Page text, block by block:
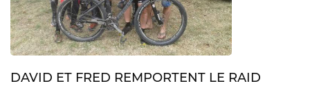
DAVID ET FRED REMPORTENT LE RAID